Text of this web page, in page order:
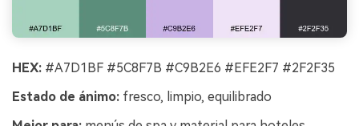
HEX: #A7D1BF #5C8F7B #C9B2E6 #EFE2F7 #2F2F35
Estado de ánimo: fresco, limpio, equilibrado